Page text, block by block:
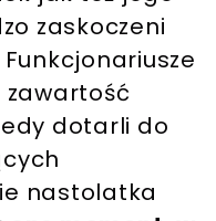
zaskoczeni
dotarli do
nastolatka